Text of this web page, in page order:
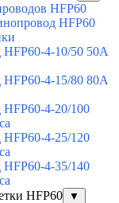
HFP60
HFP60
4-10/50 50А
4-15/80 80А
4-20/100
4-25/120
4-35/140
HFP60
▼